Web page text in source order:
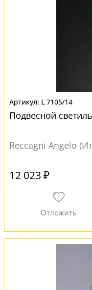
L 7105/14
Подвесной
Reccagni Angelo
12 023 ₽